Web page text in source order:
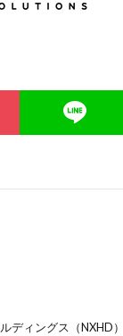
ディングス（NXHD）